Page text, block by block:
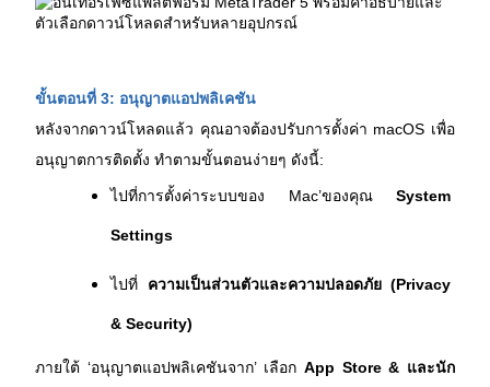
ขั้นตอนที่ 3: อนุญาตแอปพลิเคชัน
หลังจากดาวน์โหลดแล้ว คุณอาจต้องปรับการตั้งค่า macOS เพื่อ
อนุญาตการติดตั้ง ทำตามขั้นตอนง่ายๆ ดังนี้:
ไปที่การตั้งค่าระบบของ Mac’ของคุณ System
Settings
ไปที่ ความเป็นส่วนตัวและความปลอดภัย (Privacy
& Security)
ภายใต้ ‘อนุญาตแอปพลิเคชันจาก’ เลือก App Store & และนัก